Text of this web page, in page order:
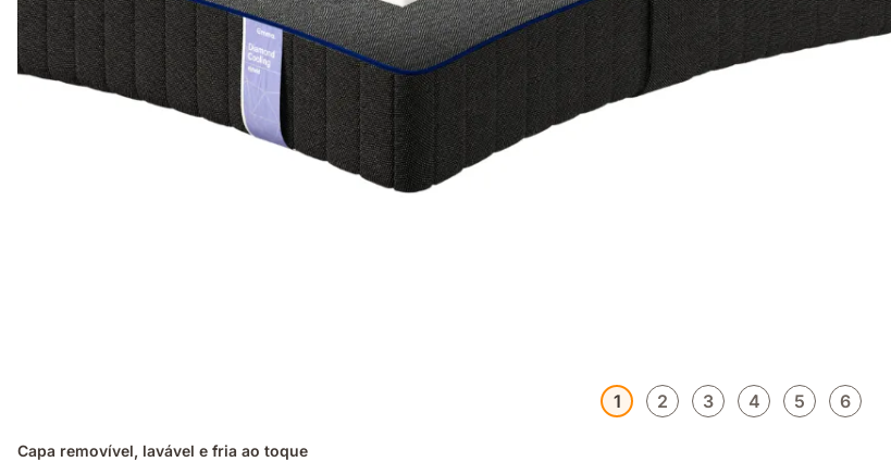
1 2 3 4 5 6
Capa removível, lavável e fria ao toque